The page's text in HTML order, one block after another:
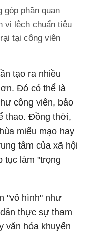
góp phần quan
vi lệch chuẩn tiêu
tại công viên
tạo ra nhiều
Đó có thể là
công viên, bảo
thao. Đồng thời,
miếu mạo hay
tâm của xã hội
tục làm "trọng
"vô hình" như
thực sự tham
văn hóa khuyến